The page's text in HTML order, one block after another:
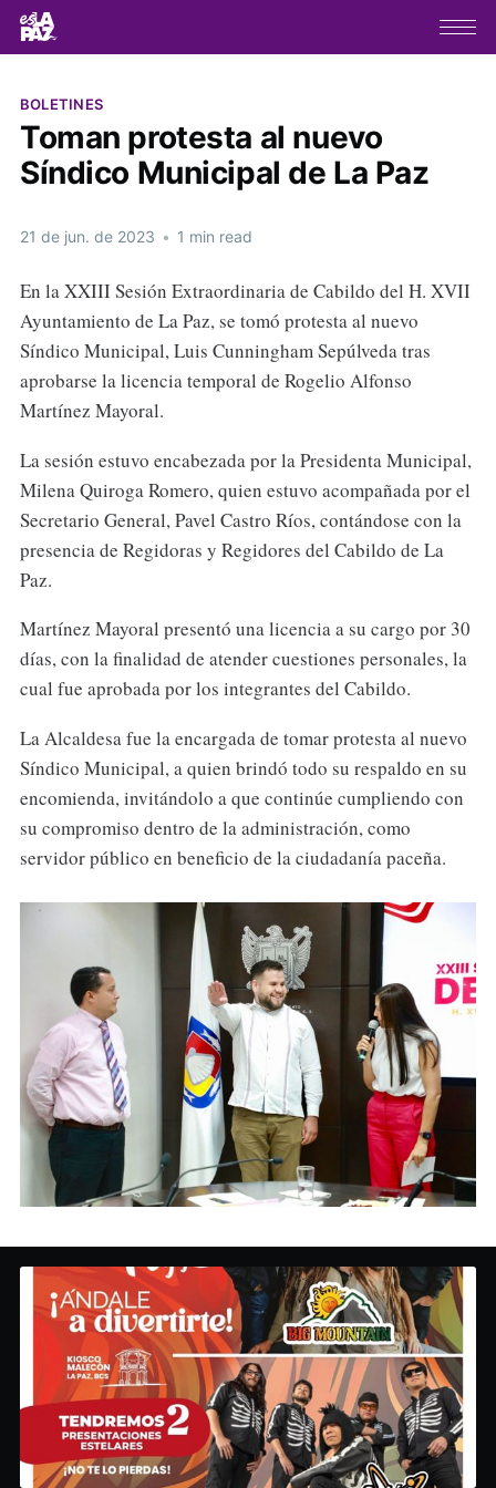
BOLETINES
Toman protesta al nuevo
Síndico Municipal de La Paz
21 de jun. de 2023 • 1 min read
En la XXIII Sesión Extraordinaria de Cabildo del H. XVII
Ayuntamiento de La Paz, se tomó protesta al nuevo
Síndico Municipal, Luis Cunningham Sepúlveda tras
aprobarse la licencia temporal de Rogelio Alfonso
Martínez Mayoral.
La sesión estuvo encabezada por la Presidenta Municipal,
Milena Quiroga Romero, quien estuvo acompañada por el
Secretario General, Pavel Castro Ríos, contándose con la
presencia de Regidoras y Regidores del Cabildo de La
Paz.
Martínez Mayoral presentó una licencia a su cargo por 30
días, con la finalidad de atender cuestiones personales, la
cual fue aprobada por los integrantes del Cabildo.
La Alcaldesa fue la encargada de tomar protesta al nuevo
Síndico Municipal, a quien brindó todo su respaldo en su
encomienda, invitándolo a que continúe cumpliendo con
su compromiso dentro de la administración, como
servidor público en beneficio de la ciudadanía paceña.